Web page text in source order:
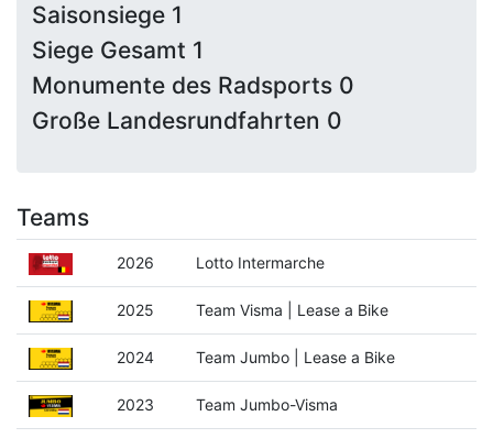
Saisonsiege 1
Siege Gesamt 1
Monumente des Radsports 0
Große Landesrundfahrten 0
Teams
2026 Lotto Intermarche
2025 Team Visma | Lease a Bike
2024 Team Jumbo | Lease a Bike
2023 Team Jumbo-Visma